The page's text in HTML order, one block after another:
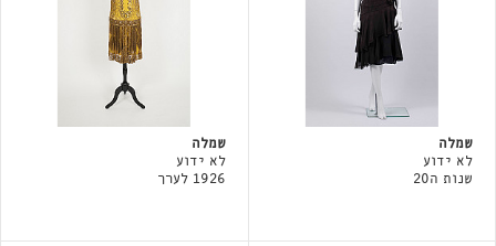
שמלה
לא ידוע
שנות ה20
שמלה
לא ידוע
1926 לערך